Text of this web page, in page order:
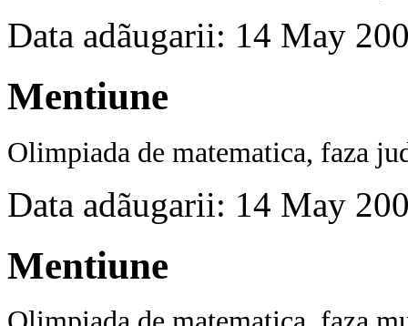
Data adãugarii: 14 May
Mentiune
Olimpiada de matematica, faza
Data adãugarii: 14 May
Mentiune